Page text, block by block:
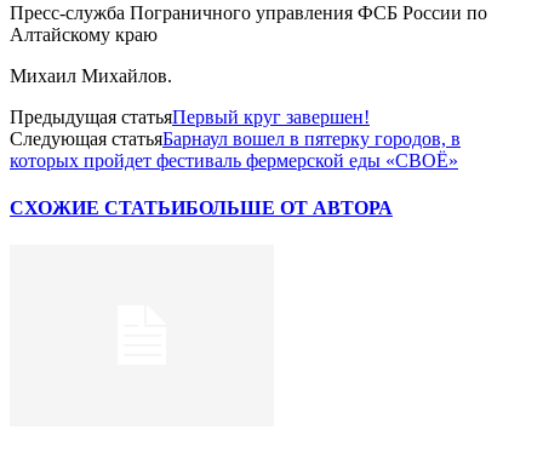
Пресс-служба Пограничного управления ФСБ России по
Алтайскому краю
Михаил Михайлов.
Предыдущая статьяПервый круг завершен!
Следующая статьяБарнаул вошел в пятерку городов, в
которых пройдет фестиваль фермерской еды «СВОЁ»
СХОЖИЕ СТАТЬИБОЛЬШЕ ОТ АВТОРА